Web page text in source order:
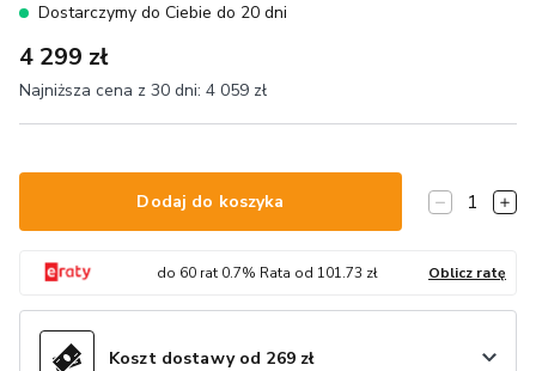
Dostarczymy do Ciebie do 20 dni
4 299 zł
Najniższa cena z 30 dni: 4 059 zł
Dodaj do koszyka 1
do 60rat 0.7% Rata od 101.73 zł Oblicz ratę
Koszt dostawy od 269 zł